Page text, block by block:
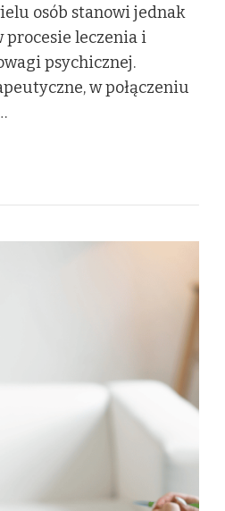
osób stanowi jednak
procesie leczenia i
psychicznej.
w połączeniu